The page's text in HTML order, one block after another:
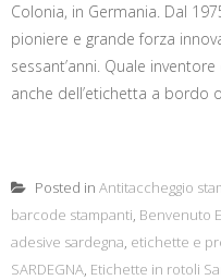
Colonia, in Germania. Dal
pioniere e grande forza
sessant’anni. Quale
anche dell’etichetta a bordo
Posted in Antitaccheggio
barcode stampanti, Benvenuto
adesive sardegna, etichette e
SARDEGNA, Etichette in rotoli